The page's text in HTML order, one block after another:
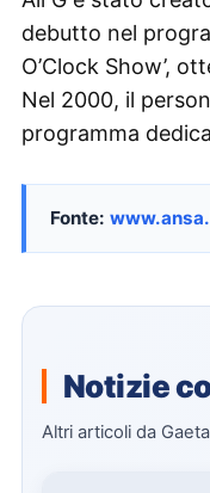
debutto nel
O’Clock Show’,
Nel 2000, il
programma
Fonte:
Notizie
Altri articoli da